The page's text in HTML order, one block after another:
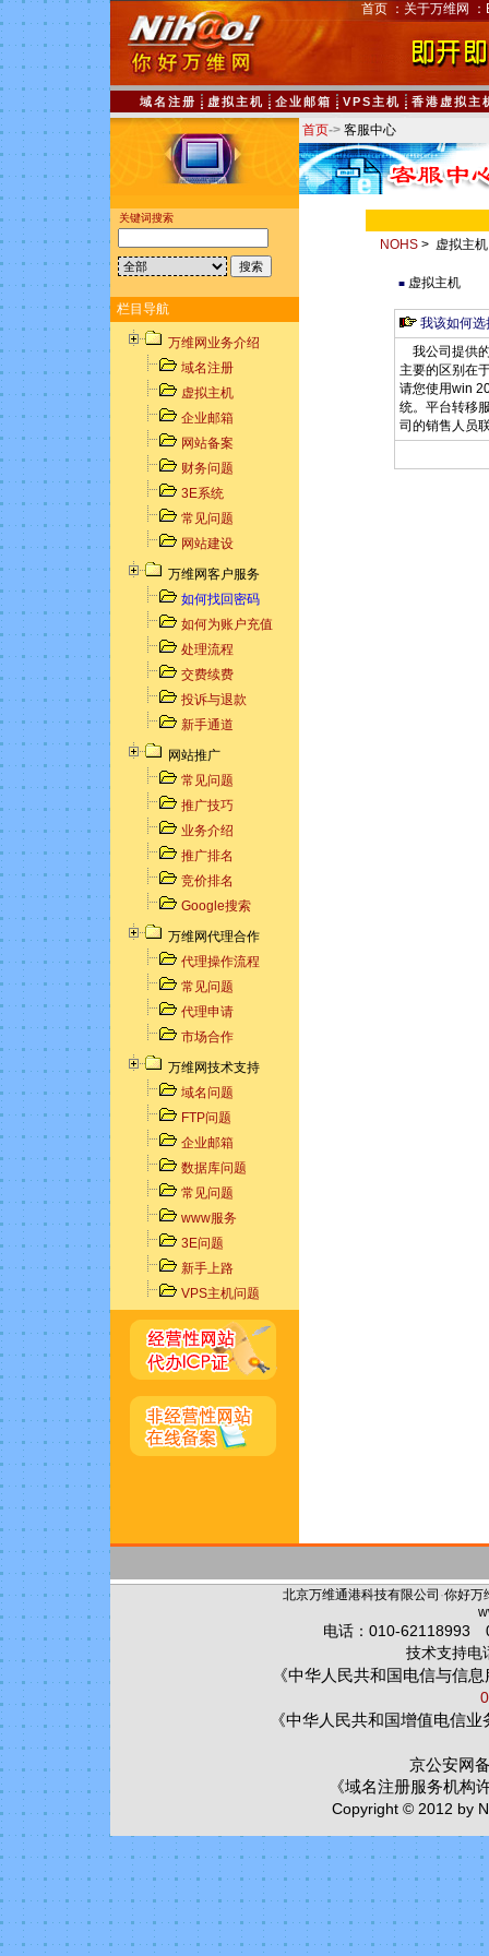
首页 ： 关于万维网 ：
域名注册 虚拟主机 企业邮箱 VPS主机 香港虚拟主
关键词搜索
栏目导航
万维网业务介绍
域名注册
虚拟主机
企业邮箱
网站备案
财务问题
3E系统
常见问题
网站建设
万维网客户服务
如何找回密码
如何为账户充值
处理流程
交费续费
投诉与退款
新手通道
网站推广
常见问题
推广技巧
业务介绍
推广排名
竞价排名
Google搜索
万维网代理合作
代理操作流程
常见问题
代理申请
市场合作
万维网技术支持
域名问题
FTP问题
企业邮箱
数据库问题
常见问题
www服务
3E问题
新手上路
VPS主机问题
首页-> 客服中心
NOHS> 虚拟主机
■虚拟主机
我该如何
我公司提供
主要的区别在
请您使用win
统。平台转移
司的销售人员
北京万维通港科技有限公司 ·你好万
电话：010-62118993
技术支持电
《中华人民共和国电信与信
《中华人民共和国增值电信
京公安网
《域名注册服务机构
Copyright © 2012 by